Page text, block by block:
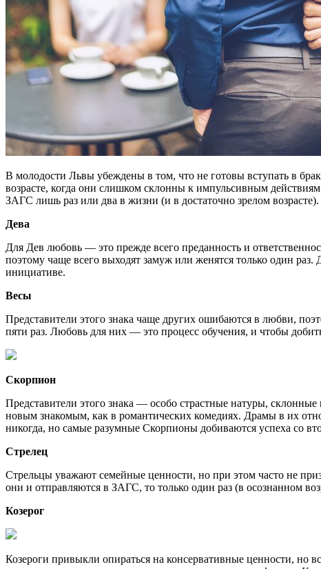
В молодости Львы убеждены в том, что не готовы вступать в
возрасте, когда они слишком склонны к импульсивным
ЗАГС лишь раз или два в жизни (и в достаточно зрелом возрасте).
Дева
Для Дев любовь — это прежде всего преданность и
поэтому чаще всего выходят замуж или женятся только один
инициативе.
Весы
Представители этого знака чаще других ошибаются в любви,
пяти раз. Любовь для них — это процесс обучения, и чтобы
Скорпион
Представители этого знака — особо страстные натуры,
новым знакомым, как в романтических комедиях. Драмы в их
никогда, но самые разумные Скорпионы добиваются успеха со
Стрелец
Стрельцы уважают семейные ценности, но при этом часто не
они и отправляются в ЗАГС, то только один раз (в осознанном
Козерог
Козероги привыкли опираться на консервативные ценности, но